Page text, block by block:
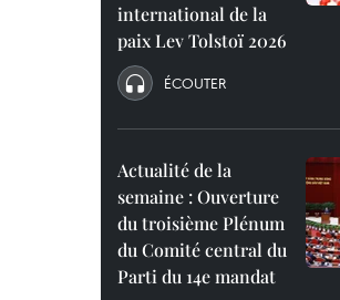
international de la
paix Lev Tolstoï 2026
ÉCOUTER
Actualité de la
semaine : Ouverture
du troisième Plénum
du Comité central du
Parti du 14e mandat